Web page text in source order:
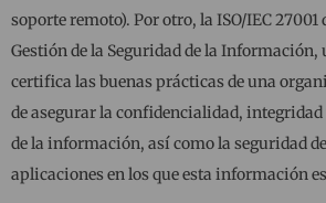
soporte remoto). Por otro, la ISO/IEC 27001
Gestión de la Seguridad de la
certifica las buenas prácticas de una
de asegurar la confidencialidad,
de la información, así como la seguridad
aplicaciones en los que esta información